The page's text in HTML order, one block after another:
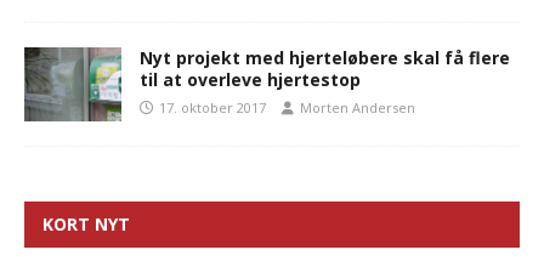
Nyt projekt med hjerteløbere skal få flere
til at overleve hjertestop
17. oktober 2017 Morten Andersen
KORT NYT